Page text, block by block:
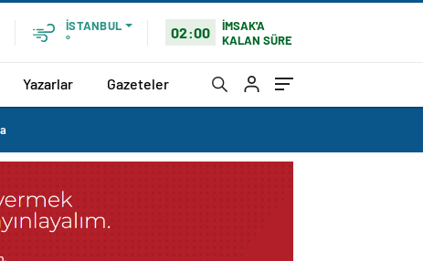
İSTANBUL
°
02:00
İMSAK'A
KALAN SÜRE
Yazarlar Gazeteler